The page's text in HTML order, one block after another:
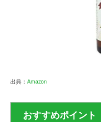
出典： Amazon
おすすめポイント